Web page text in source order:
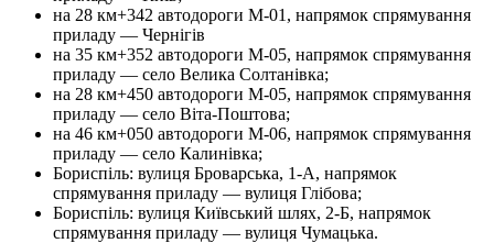
на 28 км+342 автодороги М-01, напрямок спрямування
приладу — Чернігів
на 35 км+352 автодороги М-05, напрямок спрямування
приладу — село Велика Солтанівка;
на 28 км+450 автодороги М-05, напрямок спрямування
приладу — село Віта-Поштова;
на 46 км+050 автодороги М-06, напрямок спрямування
приладу — село Калинівка;
Бориспіль: вулиця Броварська, 1-А, напрямок
спрямування приладу — вулиця Глібова;
Бориспіль: вулиця Київський шлях, 2-Б, напрямок
спрямування приладу — вулиця Чумацька.